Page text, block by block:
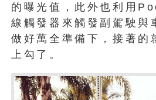
的曝光值，此外也利用
線觸發器來觸發副駕駛與
做好萬全準備下，接著的
上勾了。